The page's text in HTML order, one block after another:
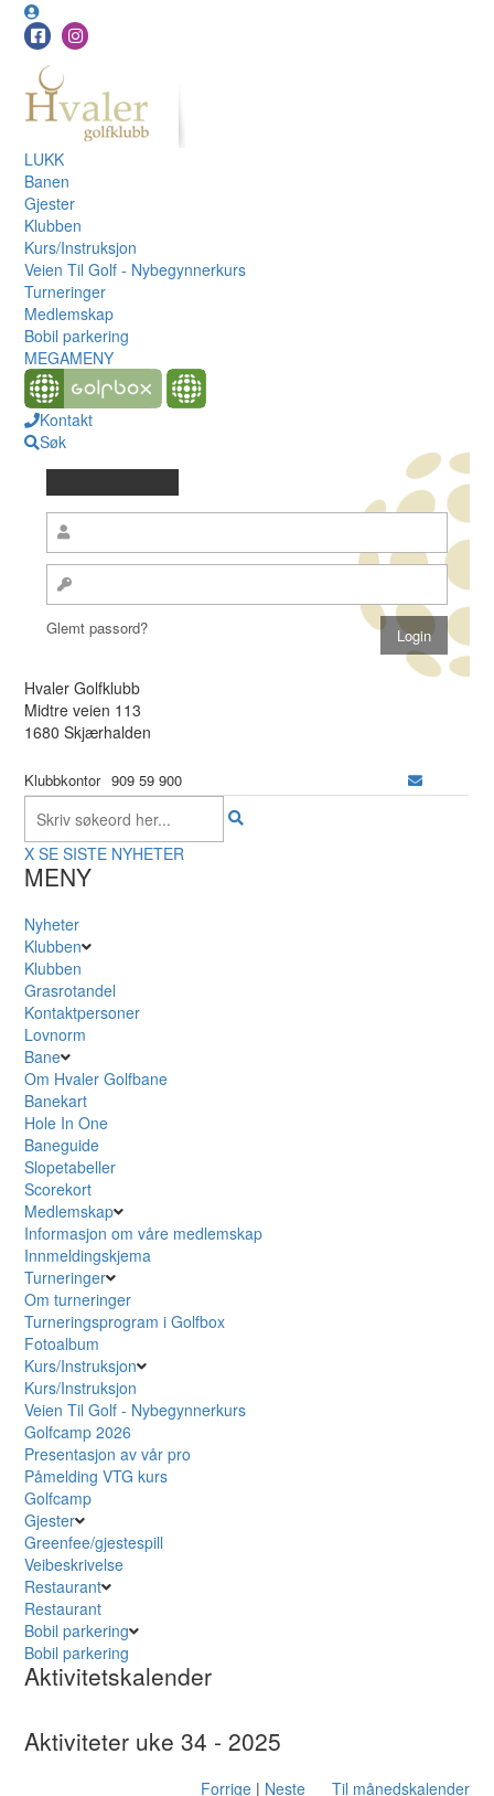
LUKK
Banen
Gjester
Klubben
Kurs/Instruksjon
Veien Til Golf - Nybegynnerkurs
Turneringer
Medlemskap
Bobil parkering
MEGAMENY
Kontakt
Søk
Glemt passord?
Hvaler Golfklubb
Midtre veien 113
1680 Skjærhalden
Klubbkontor 909 59 900
X SE SISTE NYHETER
MENY
Nyheter
Klubben
Klubben
Grasrotandel
Kontaktpersoner
Lovnorm
Bane
Om Hvaler Golfbane
Banekart
Hole In One
Baneguide
Slopetabeller
Scorekort
Medlemskap
Informasjon om våre medlemskap
Innmeldingskjema
Turneringer
Om turneringer
Turneringsprogram i Golfbox
Fotoalbum
Kurs/Instruksjon
Kurs/Instruksjon
Veien Til Golf - Nybegynnerkurs
Golfcamp 2026
Presentasjon av vår pro
Påmelding VTG kurs
Golfcamp
Gjester
Greenfee/gjestespill
Veibeskrivelse
Restaurant
Restaurant
Bobil parkering
Bobil parkering
Aktivitetskalender
Aktiviteter uke 34 - 2025
Forrige| Neste Til månedskalender